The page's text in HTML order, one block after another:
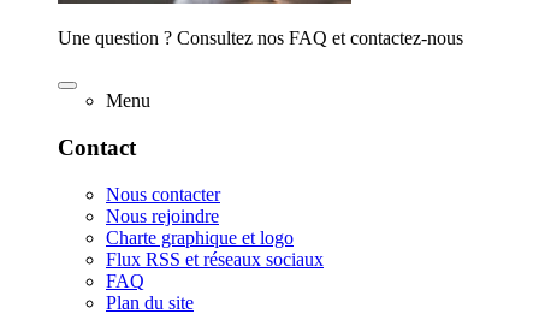
Une question ? Consultez nos FAQ et contactez-nous
Menu
Contact
Nous contacter
Nous rejoindre
Charte graphique et logo
Flux RSS et réseaux sociaux
FAQ
Plan du site